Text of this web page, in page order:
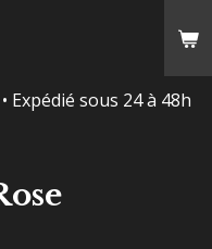
Expédié sous 24 à 48h